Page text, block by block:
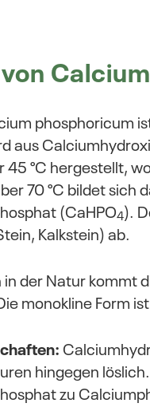
phosphoricum
aus
°C hergestellt,
70 °C bildet sich
(CaHPO4).
Kalkstein) ab.
in der Natur kommt
monokline Form
hingegen
zu